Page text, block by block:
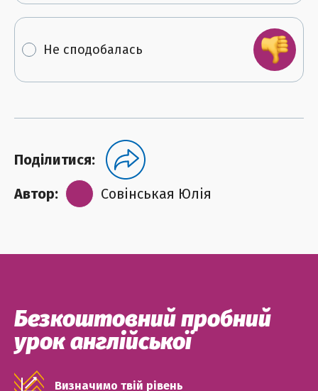
Не сподобалась
Поділитися:
Автор:
Совінськая Юлія
Безкоштовний пробний
урок англійської
Визначимо твій рівень